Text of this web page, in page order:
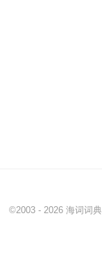
©2003 - 2026 海词词典